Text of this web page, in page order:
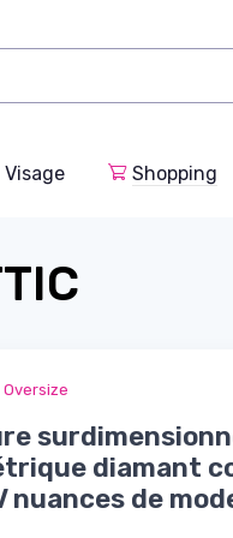
Visage Shopping
diamant
de